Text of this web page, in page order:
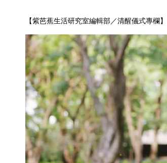
【紫芭蕉⽣活研究室編輯部／清醒儀式專欄】